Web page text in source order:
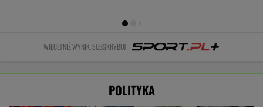
WIĘCEJ NIŻ WYNIK. SUBSKRYBUJ
POLITYKA